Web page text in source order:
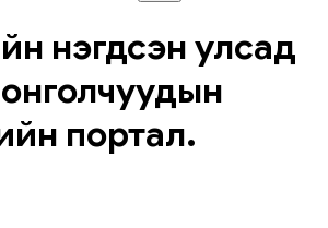
нэгдсэн улсад
портал.